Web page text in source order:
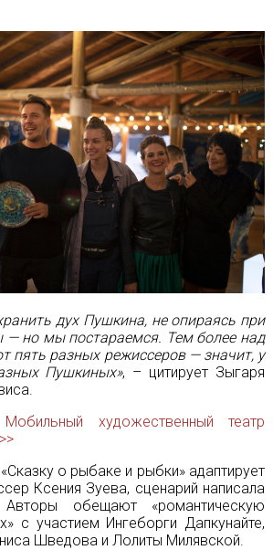
дух Пушкина, не опираясь при
— но мы постараемся. Тем более над
пять разных режиссеров — значит, у
Пушкиных», – цитирует Зыгаря
художественный театр
о рыбаке и рыбки» адаптирует
Ксения Зуева, сценарий написала
обещают «романтическую
с участием Ингеборги Дапкунайте,
Шведова и Лолиты Милявской.